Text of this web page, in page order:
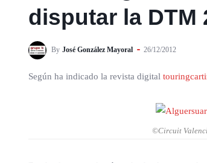
disputar la DTM
By José González Mayoral 26/12/2012
Según ha indicado la revista digital
©Circuit